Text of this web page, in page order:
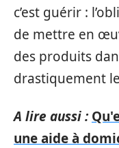
c’est guérir :
de mettre en
des produits
drastiquement
A lire aussi :
une aide à